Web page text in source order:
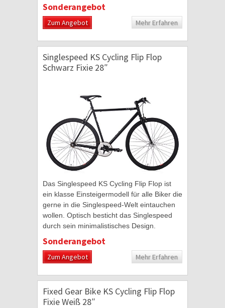
und mit...
Sonderangebot
Zum Angebot Mehr Erfahren
Singlespeed KS Cycling Flip Flop
Schwarz Fixie 28″
Das Singlespeed KS Cycling Flip Flop ist
ein klasse Einsteigermodell für alle Biker die
gerne in die Singlespeed-Welt eintauchen
wollen. Optisch besticht das Singlespeed
durch sein minimalistisches Design.
Sonderangebot
Zum Angebot Mehr Erfahren
Fixed Gear Bike KS Cycling Flip Flop
Fixie Weiß 28″